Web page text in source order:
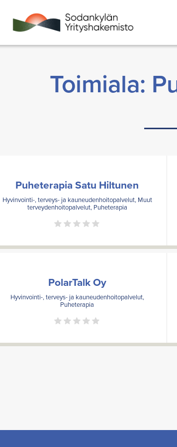
Toimiala:
Puheterapia Satu Hiltunen
Hyvinvointi-, terveys- ja kauneudenhoitopalvelut, Muut
terveydenhoitopalvelut, Puheterapia
PolarTalk Oy
Hyvinvointi-, terveys- ja kauneudenhoitopalvelut,
Puheterapia